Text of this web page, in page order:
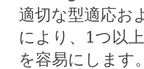
適切な型適応お
により、1つ以
を容易にします